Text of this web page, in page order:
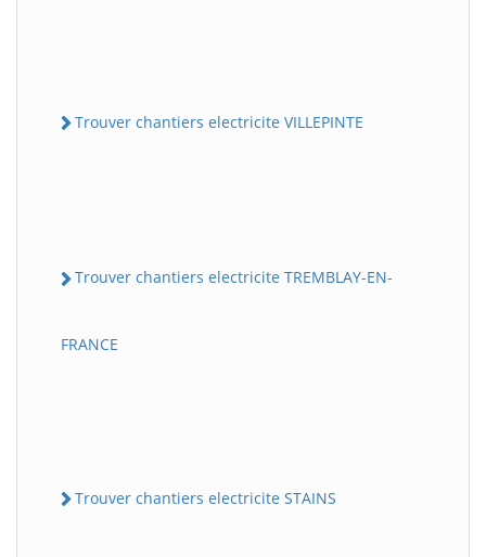
Trouver chantiers electricite VILLEPINTE
Trouver chantiers electricite TREMBLAY-EN-
FRANCE
Trouver chantiers electricite STAINS